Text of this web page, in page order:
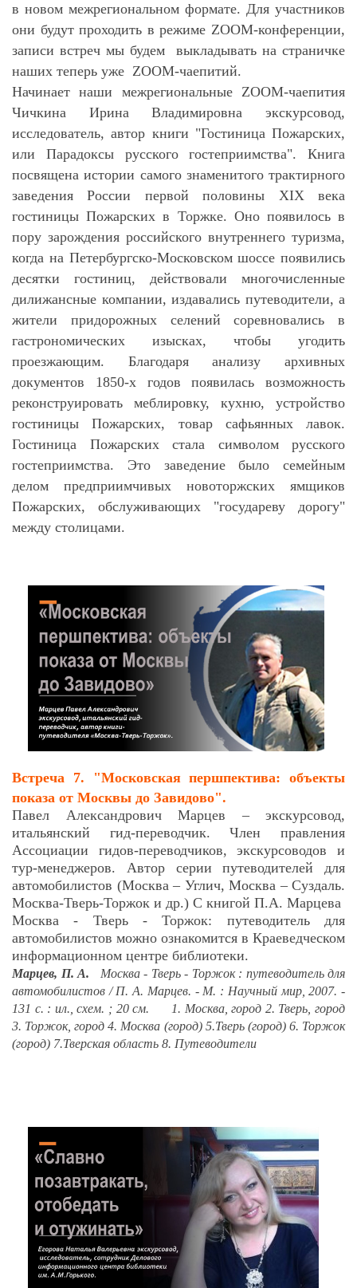
в новом межрегиональном формате. Для участников
они будут проходить в режиме ZOOM-конференции,
записи встреч мы будем выкладывать на страничке
наших теперь уже ZOOM-чаепитий.
Начинает наши межрегиональные ZOOM-чаепития
Чичкина Ирина Владимировна экскурсовод,
исследователь, автор книги "Гостиница Пожарских,
или Парадоксы русского гостеприимства". Книга
посвящена истории самого знаменитого трактирного
заведения России первой половины XIX века
гостиницы Пожарских в Торжке. Оно появилось в
пору зарождения российского внутреннего туризма,
когда на Петербургско-Московском шоссе появились
десятки гостиниц, действовали многочисленные
дилижансные компании, издавались путеводители, а
жители придорожных селений соревновались в
гастрономических изысках, чтобы угодить
проезжающим. Благодаря анализу архивных
документов 1850-х годов появилась возможность
реконструировать меблировку, кухню, устройство
гостиницы Пожарских, товар сафьянных лавок.
Гостиница Пожарских стала символом русского
гостеприимства. Это заведение было семейным
делом предприимчивых новоторжских ямщиков
Пожарских, обслуживающих "государеву дорогу"
между столицами.
Встреча 7. "Московская першпектива: объекты
показа от Москвы до Завидово".
Павел Александрович Марцев – экскурсовод,
итальянский гид-переводчик. Член правления
Ассоциации гидов-переводчиков, экскурсоводов и
тур-менеджеров. Автор серии путеводителей для
автомобилистов (Москва – Углич, Москва – Суздаль.
Москва-Тверь-Торжок и др.) С книгой П.А. Марцева
Москва - Тверь - Торжок: путеводитель для
автомобилистов можно ознакомится в Краеведческом
информационном центре библиотеки.
Марцев, П. А. Москва - Тверь - Торжок : путеводитель для
автомобилистов / П. А. Марцев. - М. : Научный мир, 2007. -
131 с. : ил., схем. ; 20 см. 1. Москва, город 2. Тверь, город
3. Торжок, город 4. Москва (город) 5.Тверь (город) 6. Торжок
(город) 7.Тверская область 8. Путеводители